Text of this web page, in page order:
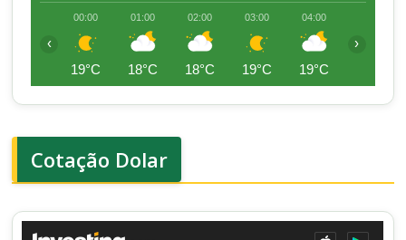
00:00
19°C
01:00
18°C
02:00
18°C
03:00
19°C
04:00
19°C
‹ ›
Cotação Dolar